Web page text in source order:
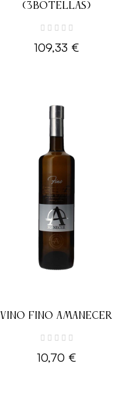
(3BOTELLAS)
109,33 €
VINO FINO AMANECER
10,70 €